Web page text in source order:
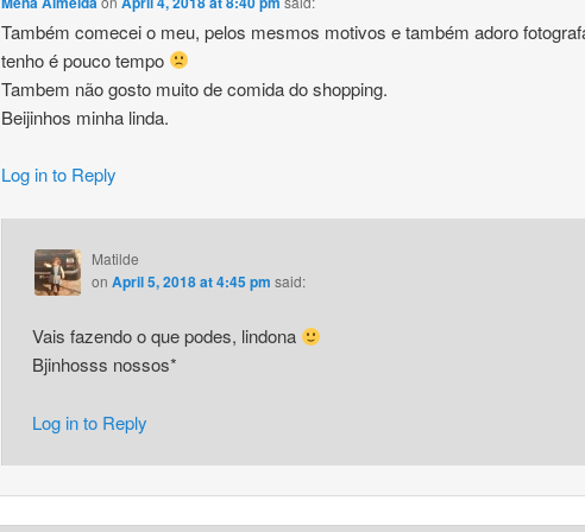
Também comecei o meu, pelos mesmos motivos e também adoro
tenho é pouco tempo
Tambem não gosto muito de comida do shopping.
Beijinhos minha linda.
Log in to Reply
Matilde
on April 5, 2018 at 4:45 pm said:
Vais fazendo o que podes, lindona
Bjinhosss nossos*
Log in to Reply